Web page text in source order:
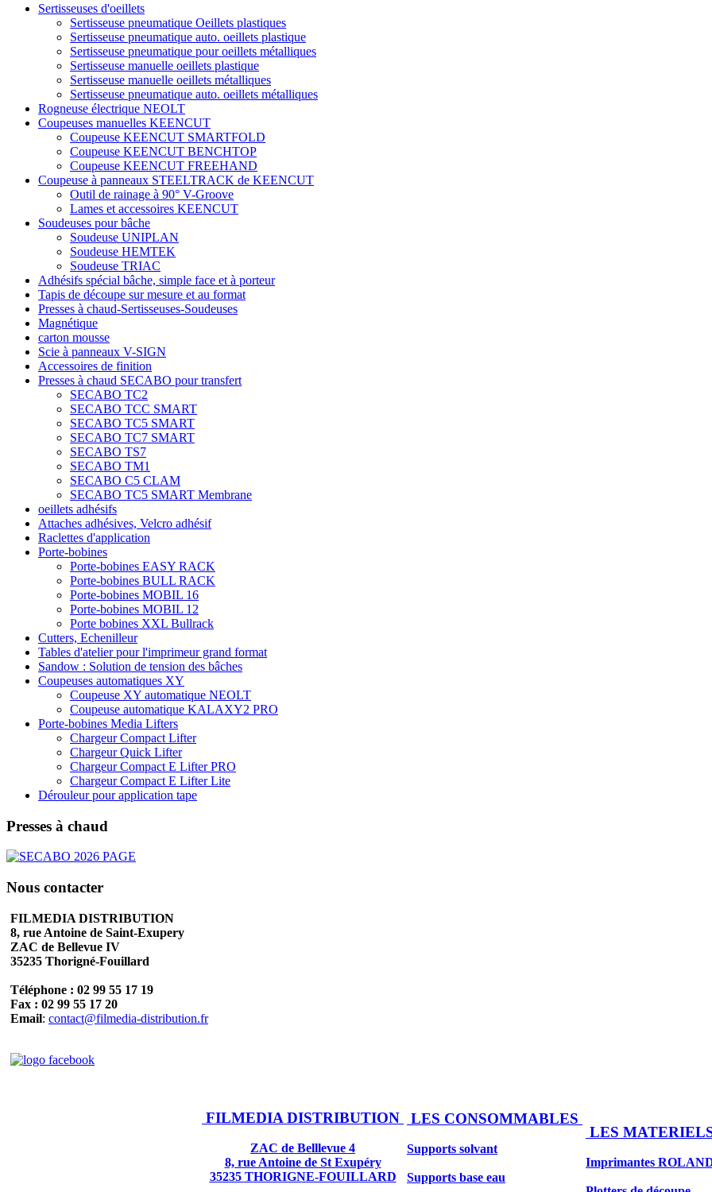
Sertisseuses d'oeillets
Sertisseuse pneumatique Oeillets plastiques
Sertisseuse pneumatique auto. oeillets plastique
Sertisseuse pneumatique pour oeillets métalliques
Sertisseuse manuelle oeillets plastique
Sertisseuse manuelle oeillets métalliques
Sertisseuse pneumatique auto. oeillets métalliques
Rogneuse électrique NEOLT
Coupeuses manuelles KEENCUT
Coupeuse KEENCUT SMARTFOLD
Coupeuse KEENCUT BENCHTOP
Coupeuse KEENCUT FREEHAND
Coupeuse à panneaux STEELTRACK de KEENCUT
Outil de rainage à 90° V-Groove
Lames et accessoires KEENCUT
Soudeuses pour bâche
Soudeuse UNIPLAN
Soudeuse HEMTEK
Soudeuse TRIAC
Adhésifs spécial bâche, simple face et à porteur
Tapis de découpe sur mesure et au format
Presses à chaud-Sertisseuses-Soudeuses
Magnétique
carton mousse
Scie à panneaux V-SIGN
Accessoires de finition
Presses à chaud SECABO pour transfert
SECABO TC2
SECABO TCC SMART
SECABO TC5 SMART
SECABO TC7 SMART
SECABO TS7
SECABO TM1
SECABO C5 CLAM
SECABO TC5 SMART Membrane
oeillets adhésifs
Attaches adhésives, Velcro adhésif
Raclettes d'application
Porte-bobines
Porte-bobines EASY RACK
Porte-bobines BULL RACK
Porte-bobines MOBIL 16
Porte-bobines MOBIL 12
Porte bobines XXL Bullrack
Cutters, Echenilleur
Tables d'atelier pour l'imprimeur grand format
Sandow : Solution de tension des bâches
Coupeuses automatiques XY
Coupeuse XY automatique NEOLT
Coupeuse automatique KALAXY2 PRO
Porte-bobines Media Lifters
Chargeur Compact Lifter
Chargeur Quick Lifter
Chargeur Compact E Lifter PRO
Chargeur Compact E Lifter Lite
Dérouleur pour application tape
Presses à chaud
Nous contacter
FILMEDIA DISTRIBUTION
8, rue Antoine de Saint-Exupery
ZAC de Bellevue IV
35235 Thorigné-Fouillard
Téléphone : 02 99 55 17 19
Fax : 02 99 55 17 20
Email: contact@filmedia-distribution.fr
FILMEDIA DISTRIBUTION
ZAC de Belllevue 4
8, rue Antoine de St Exupéry
35235 THORIGNE-FOUILLARD
LES CONSOMMABLES
Supports solvant
Supports base eau
LES
Imprimantes